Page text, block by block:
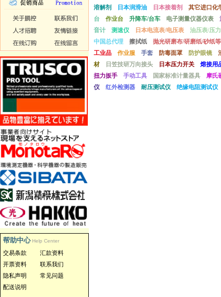
帮助中心 Help Center
交易条款
汇款资料
开票资料
联系我们
隐私声明
常见问题
配送说明
溶解剂
日本润滑油 日本接着剂
其它进口化
台
作业台 升降车/台车 电子测量仪器仪表
音计
测速仪 日本电流表/电压表
油压表/压
中国总代理
擦拭纸
抛光研磨布/研磨纸/砂纸等
工业品
作业服 手套 防毒面罩 防护眼镜
材
日笠技研万向接头 日本压力开关
熔接用
扭力扳手
手动工具 国家标准计量器具
摩氏
仪
红外检测器 耐压测试仪 绝缘电阻测试仪